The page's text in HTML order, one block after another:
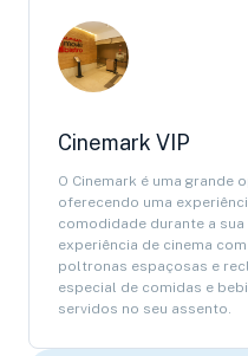
Cinemark VIP
O Cinemark é uma grande
oferecendo uma
comodidade durante a
experiência de cinema
poltronas espaçosas e
especial de comidas e
servidos no seu assento.